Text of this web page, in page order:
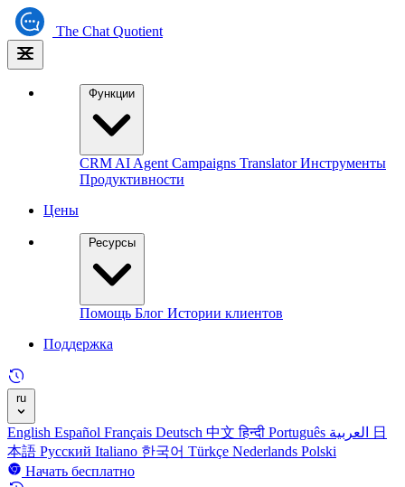
The Chat Quotient
Функции
CRM AI Agent Campaigns TranslatorИнструменты
Продуктивности
Цены
Ресурсы
Помощь Блог Истории клиентов
Поддержка
ru
English Español Français Deutsch 中文हिन्दी Português
日
本語 Русский Italiano 한국어 Türkçe Nederlands Polski
Начать бесплатно